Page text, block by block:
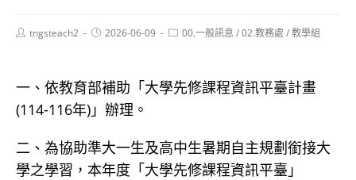
Posttngsteach2
Post2026-06-09
Post00.一般訊息 /02.教務處 /教學組
一、依教育部補助「大學先修課程資訊平臺計畫
(114-116年)」辦理。
二、為協助準大一生及高中生暑期自主規劃銜接大
學之學習，本年度「大學先修課程資訊平臺」